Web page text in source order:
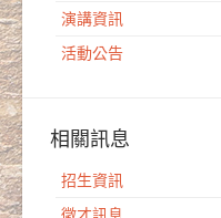
演講資訊
活動公告
相關訊息
招生資訊